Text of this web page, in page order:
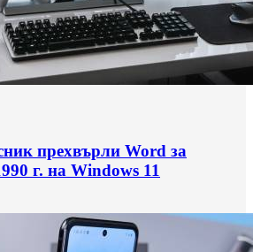
прехвърли Word за
г. на Windows 11